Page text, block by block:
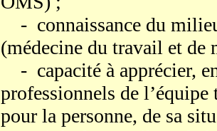
- connaissance du
(médecine du travail et de
- capacité à apprécier,
professionnels de
pour la personne, de sa